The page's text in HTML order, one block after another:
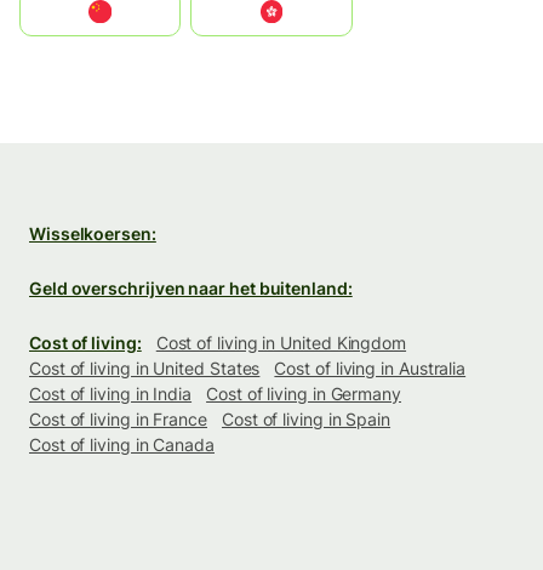
中國香港特別行政區
Wisselkoersen:
Geld overschrijven naar het buitenland:
Cost of living:
Cost of living in United Kingdom
Cost of living in United States
Cost of living in Australia
Cost of living in India
Cost of living in Germany
Cost of living in France
Cost of living in Spain
Cost of living in Canada